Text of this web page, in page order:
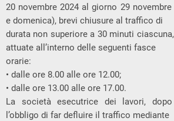
20 novembre 2024 al giorno 29
e domenica), brevi chiusure al traffico di
durata non superiore a 30 minuti
attuate all’interno delle seguenti fasce
orarie:
• dalle ore 8.00 alle ore 12.00;
• dalle ore 13.00 alle ore 17.00.
La società esecutrice dei lavori,
l’obbligo di far defluire il traffico mediante